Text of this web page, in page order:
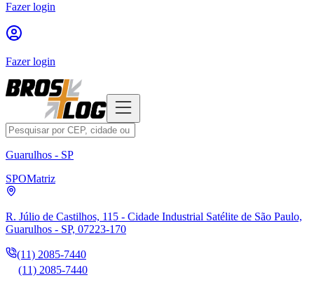
Fazer login
Fazer login
Guarulhos - SP
SPOMatriz
R. Júlio de Castilhos, 115 - Cidade Industrial Satélite de São Paulo,
Guarulhos - SP, 07223-170
(11) 2085-7440
(11) 2085-7440